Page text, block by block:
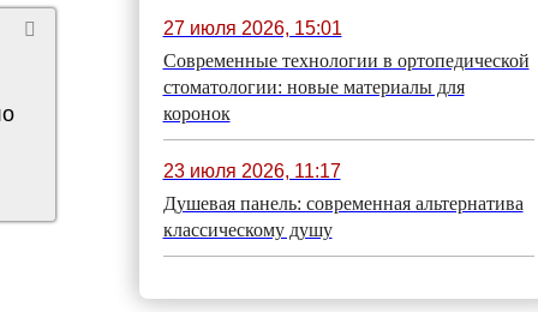
27 июля 2026, 15:01
Современные технологии в ортопедической
стоматологии: новые материалы для
коронок
23 июля 2026, 11:17
Душевая панель: современная альтернатива
классическому душу